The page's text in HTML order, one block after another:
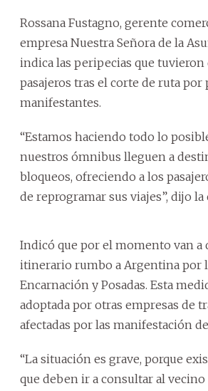
Rossana Fustagno, gerente
empresa Nuestra Señora de la
indica las peripecias que tuvieron
pasajeros tras el corte de ruta por
manifestantes.
“Estamos haciendo todo lo
nuestros ómnibus lleguen a
bloqueos, ofreciendo a los
de reprogramar sus viajes”, dijo la
Indicó que por el momento van a
itinerario rumbo a Argentina por
Encarnación y Posadas. Esta
adoptada por otras empresas de
afectadas por las manifestación
“La situación es grave, porque
que deben ir a consultar al vecino